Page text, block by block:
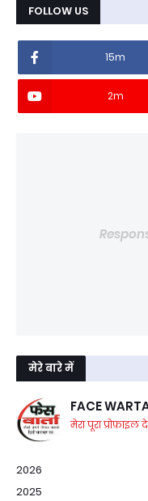
FOLLOW US
15m
2m
मेरे बारे में
FACE
मेरा पूरा प्रोफ़ाइल
2026
2025